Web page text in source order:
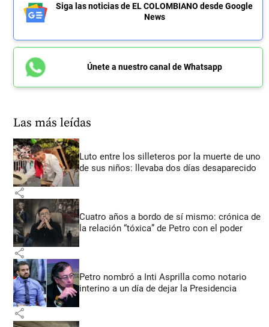
Siga las noticias de EL COLOMBIANO desde Google
News
Únete a nuestro canal de Whatsapp
Las más leídas
Luto entre los silleteros por la muerte de uno
de sus niños: llevaba dos días desaparecido
share
Cuatro años a bordo de sí mismo: crónica de
la relación “tóxica” de Petro con el poder
share
Petro nombró a Inti Asprilla como notario
interino a un día de dejar la Presidencia
share